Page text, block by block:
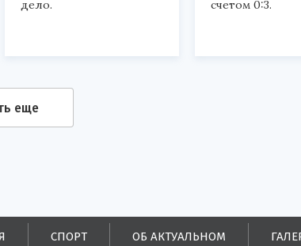
дело.
счетом 0:3.
еще
СПОРТ ОБ АКТУАЛЬНОМ